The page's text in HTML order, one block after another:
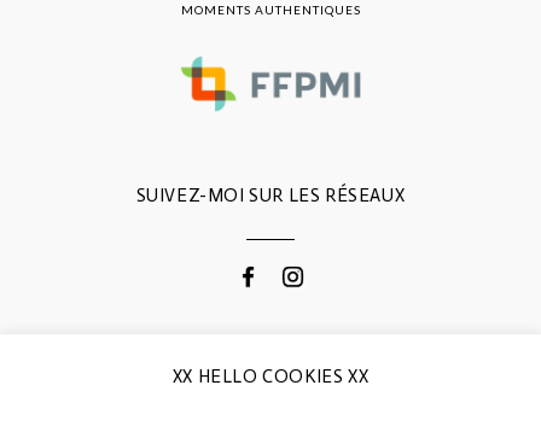
SUIVEZ-MOI SUR LES RÉSEAUX
MOMENTS AUTHENTIQUES
CONTACTEZ-MOI
XX HELLO COOKIES XX